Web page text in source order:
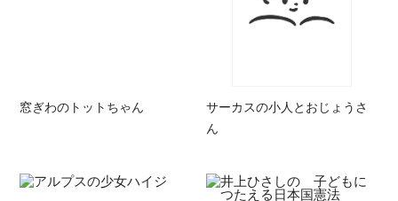
窓ぎわのトットちゃん
サーカスの小人とおじょうさ
ん